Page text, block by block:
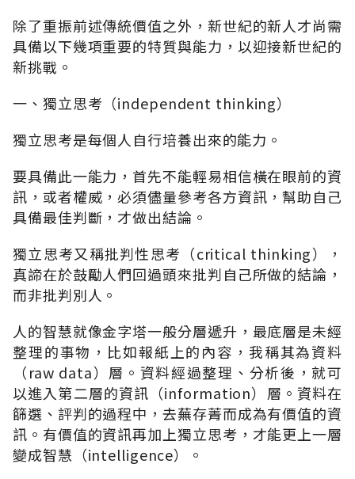
除了重振前述傳統價值之外，新世紀的新人才尚需
具備以下幾項重要的特質與能力，以迎接新世紀的
新挑戰。
一、獨立思考（independent thinking）
獨立思考是每個人自行培養出來的能力。
要具備此一能力，首先不能輕易相信橫在眼前的資
訊，或者權威，必須儘量參考各方資訊，幫助自己
具備最佳判斷，才做出結論。
獨立思考又稱批判性思考（critical thinking），
真諦在於鼓勵人們回過頭來批判自己所做的結論，
而非批判別人。
人的智慧就像金字塔一般分層遞升，最底層是未經
整理的事物，比如報紙上的內容，我稱其為資料
（raw data）層。資料經過整理、分析後，就可
以進入第二層的資訊（information）層。資料在
篩選、評判的過程中，去蕪存菁而成為有價值的資
訊。有價值的資訊再加上獨立思考，才能更上一層
變成智慧（intelligence）。